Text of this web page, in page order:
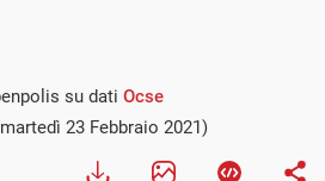
su dati Ocse
23 Febbraio 2021)